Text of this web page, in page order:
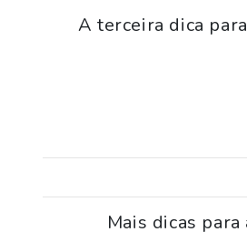
A terceira dica
Mais dicas